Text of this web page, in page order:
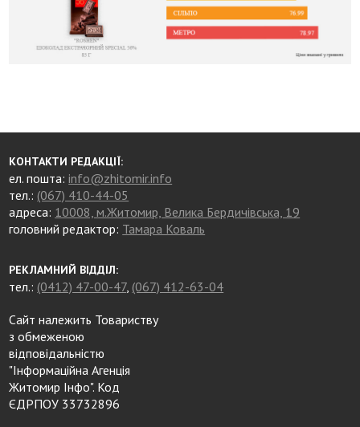
КОНТАКТИ РЕДАКЦІЇ:
ел. пошта:info@zhitomir.info
тел.: (067) 410-44-05
адреса: 10008, м.Житомир, Велика Бердичівська, 19
головний редактор: Тамара Коваль
РЕКЛАМНИЙ ВІДДІЛ:
тел.: (0412) 47-00-47, (067) 412-63-04
Сайт належить Товариству
з обмеженою
відповідальністю
"Інформаційна Агенція
Житомир Інфо". Код
ЄДРПОУ 33732896